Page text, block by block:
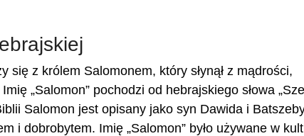
się z królem Salomonem, który słynął z mądrości,
„Salomon” pochodzi od hebrajskiego słowa
Salomon jest opisany jako syn Dawida i
i dobrobytem. Imię „Salomon” było używane w